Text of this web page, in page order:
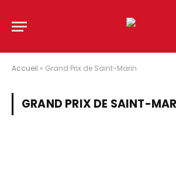
Accueil » Grand Prix de Saint-Marin
GRAND PRIX DE SAINT-